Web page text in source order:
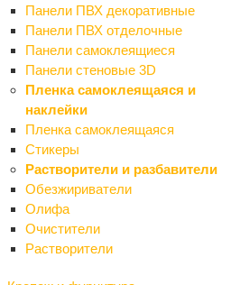
Панели ПВХ декоративные
Панели ПВХ отделочные
Панели самоклеящиеся
Панели стеновые 3D
Пленка самоклеящаяся и
наклейки
Пленка самоклеящаяся
Стикеры
Растворители и разбавители
Обезжириватели
Олифа
Очистители
Растворители
Зажимный инструмент
Такелаж
Измерительный инструмент
Назад
Измерительный инструмент
Измерительный инструмент
Измерительный инструмент ручной
Разметочный инструмент
Садовый электроинструмент и
Назад
Садовый электроинструмент и
Воздуходувки
Высоторезы